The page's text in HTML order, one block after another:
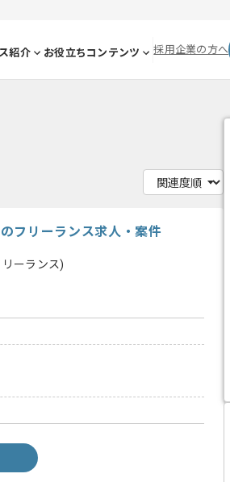
紹介 お役立ちコンテンツ 採用企業の方へ
フリーランス求人・案件
ーランス)